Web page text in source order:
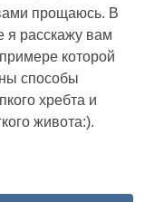
прощаюсь. В
я расскажу вам
которой
способы
хребта и
живота:).